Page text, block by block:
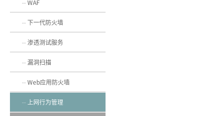
WAF
下一代防火墙
渗透测试服务
漏洞扫描
Web应用防火墙
上网行为管理